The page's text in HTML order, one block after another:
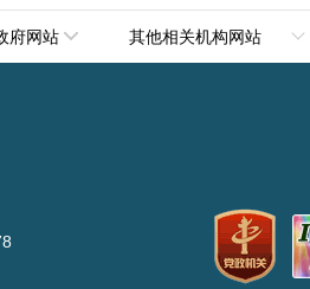
府网站 其他相关机构网站
兵团网
新疆大学